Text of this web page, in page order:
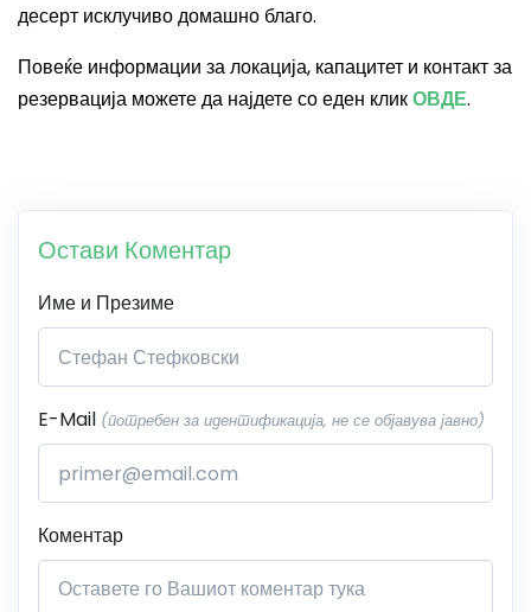
десерт исклучиво домашно благо.
Повеќе информации за локација, капацитет и контакт за
резервација можете да најдете со еден кликОВДЕ.
Остави Коментар
Име и Презиме
E-Mail (потребен за идентификација, не се објавува јавно)
Коментар